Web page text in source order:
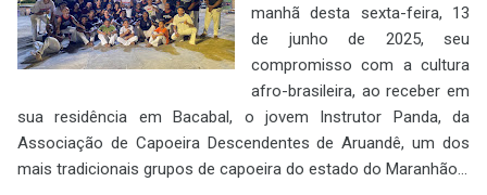
manhã desta sexta-feira, 13
de junho de 2025, seu
compromisso com a cultura
afro-brasileira, ao receber em
sua residência em Bacabal, o jovem Instrutor Panda, da
Associação de Capoeira Descendentes de Aruandê, um dos
mais tradicionais grupos de capoeira do estado do Maranhão...